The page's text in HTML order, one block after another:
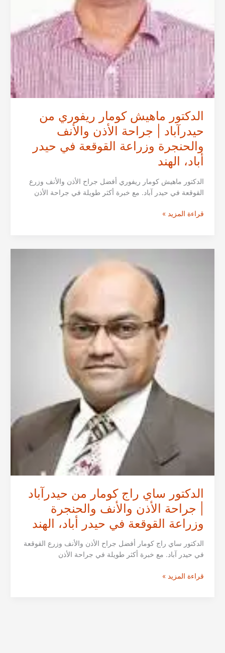
الدكتور ماهيش كومار ريفوري من
حيدرآباد | جراحة الأذن والأنف
والحنجرة وزراعة القوقعة في حيدر
أباد، الهند
الدكتور ماهيش كومار ريفوري أفضل جراح الأذن والأنف وزرع
القوقعة في حيدر آباد. مع خبرة أكثر طويلة في جراحة الأذن
الدكتور
قراءة المزيد »
الدكتور ساي راج كومار من حيدرآباد
| جراحة الأذن والأنف والحنجرة
وزراعة القوقعة في حيدر أباد، الهند
الدكتور ساي راج كومار أفضل جراح الأذن والأنف وزرع القوقعة
في حيدر آباد. مع خبرة أكثر طويلة في جراحة الأذن
الدكتور
قراءة المزيد »